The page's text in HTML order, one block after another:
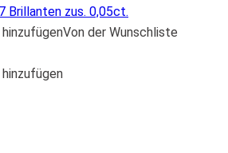
Von der Wunschliste